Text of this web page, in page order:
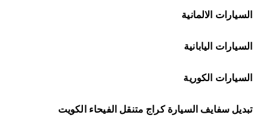
السيارات الالمانية
السيارات اليابانية
السيارات الكورية
تبديل سفايف السيارة كراج متنقل الفيحاء الكويت